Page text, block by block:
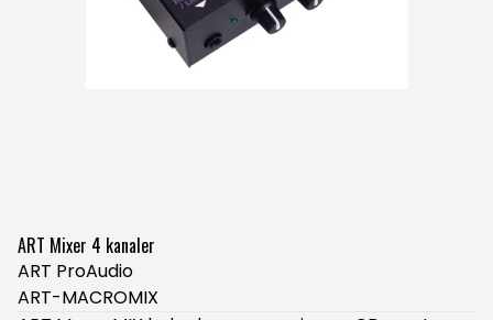
ART Mixer 4 kanaler
ART ProAudio
ART-MACROMIX